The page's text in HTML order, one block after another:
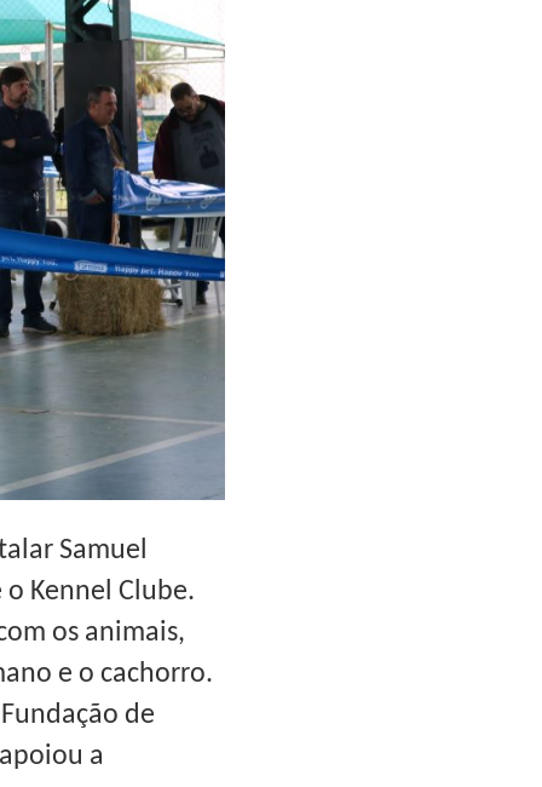
Samuel
o Kennel Clube.
os animais,
e o cachorro.
de
a